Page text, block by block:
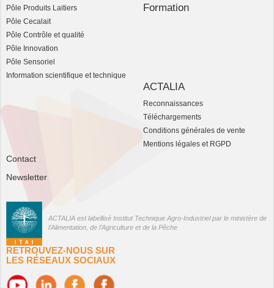
Pôle Produits Laitiers
Pôle Cecalait
Pôle Contrôle et qualité
Pôle Innovation
Pôle Sensoriel
Information scientifique et technique
Formation
ACTALIA
Reconnaissances
Téléchargements
Conditions générales de vente
Mentions légales et RGPD
Contact
Newsletter
ACTALIA est labellisé Institut Technique Agro-Industriel par le ministère de
l'Alimentation, de l'Agriculture et de la Pêche
RETROUVEZ-NOUS SUR
LES RÉSEAUX SOCIAUX